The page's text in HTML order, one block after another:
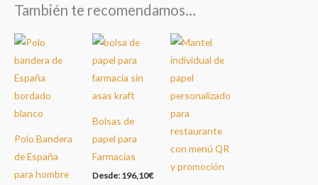
También te recomendamos…
Polo Bandera
de España
para hombre
Bolsas de
papel para
Farmacias
Desde: 196,10€